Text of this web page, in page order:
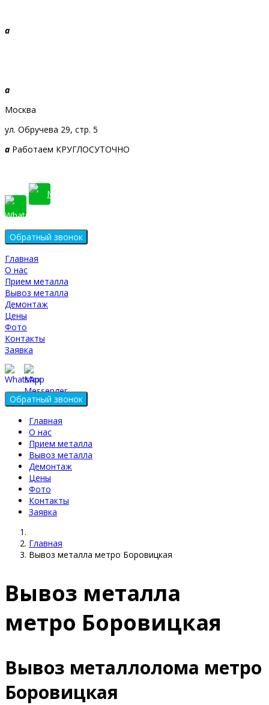
a
a
Москва
ул. Обручева 29, стр. 5
a Работаем КРУГЛОСУТОЧНО
Главная
О нас
Прием металла
Вывоз металла
Демонтаж
Цены
Фото
Контакты
Заявка
Главная
О нас
Прием металла
Вывоз металла
Демонтаж
Цены
Фото
Контакты
Заявка
Главная
Вывоз металла метро Боровицкая
Вывоз металла
метро Боровицкая
Вывоз металлолома метро
Боровицкая